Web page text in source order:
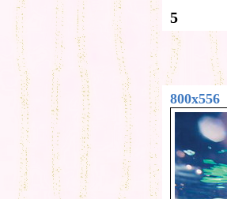
5
800x556